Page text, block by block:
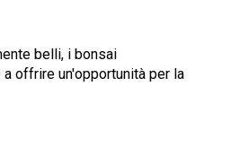
belli, i bonsai
offrire un'opportunità per la